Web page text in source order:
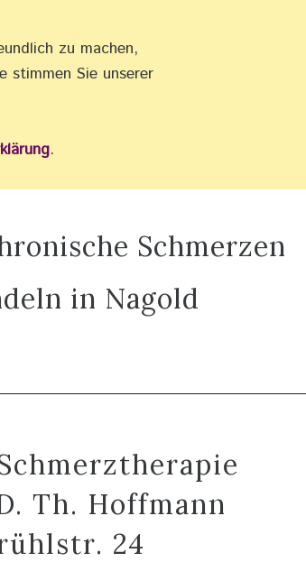
• REFLEXZONEN •
Schmerzen
in Nagold
Th. Hoffmann
24
zu machen,
stimmen Sie unserer
.